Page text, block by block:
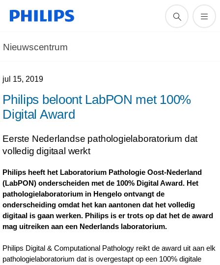
Nieuwscentrum
jul 15, 2019
Philips beloont LabPON met 100%
Digital Award
Eerste Nederlandse pathologielaboratorium dat
volledig digitaal werkt
Philips heeft het Laboratorium Pathologie Oost-Nederland
(LabPON) onderscheiden met de 100% Digital Award. Het
pathologielaboratorium in Hengelo ontvangt de
onderscheiding omdat het kan aantonen dat het volledig
digitaal is gaan werken. Philips is er trots op dat het de award
mag uitreiken aan een Nederlands laboratorium.
Philips Digital & Computational Pathology reikt de award uit aan elk
pathologielaboratorium dat is overgestapt op een 100% digitale